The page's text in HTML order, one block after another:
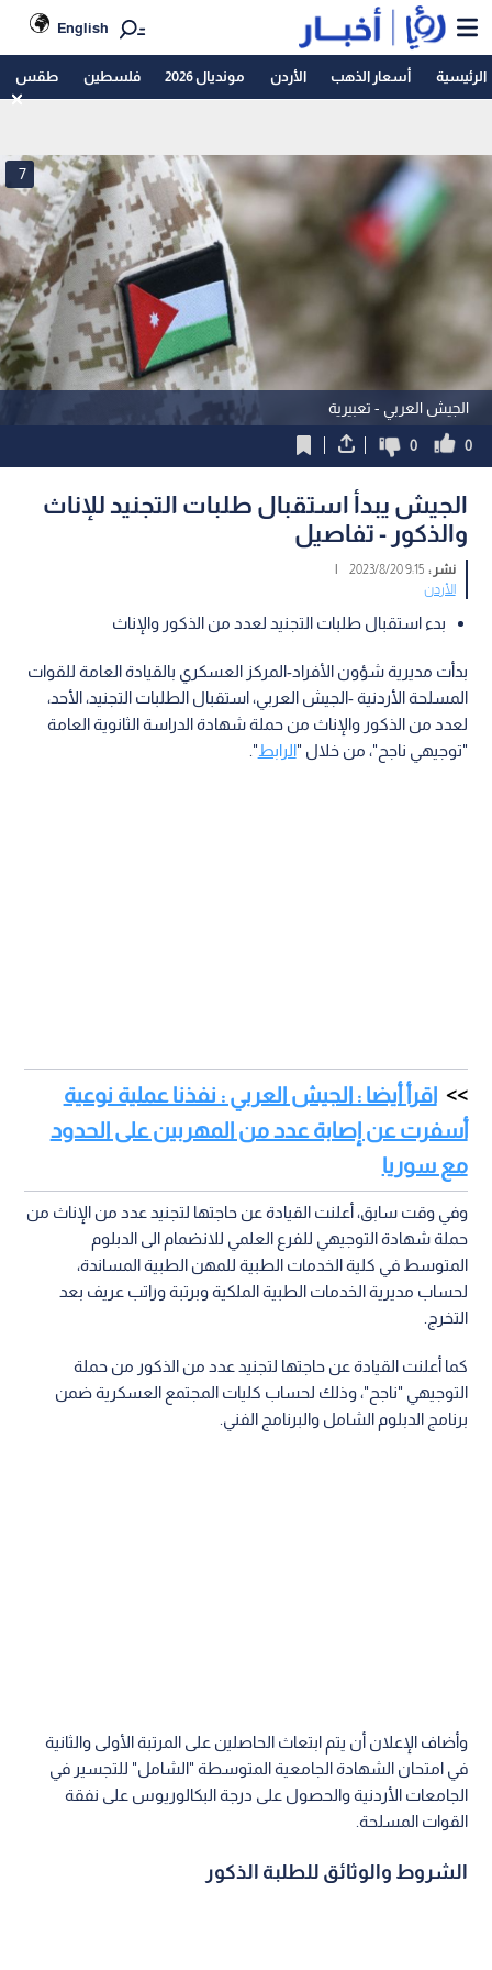
English
الرئيسية أسعار الذهب الأردن مونديال 2026 فلسطين طقس
الجيش العربي - تعبيرية
7
0
0
الجيش يبدأ استقبال طلبات التجنيد للإناث
والذكور - تفاصيل
نشر :9:15 2023/8/20
|
الأردن
بدء استقبال طلبات التجنيد لعدد من الذكور والإناث
بدأت مديرية شؤون الأفراد-المركز العسكري بالقيادة العامة للقوات
المسلحة الأردنية -الجيش العربي، استقبال الطلبات التجنيد، الأحد،
لعدد من الذكور والإناث من حملة شهادة الدراسة الثانوية العامة
"توجيهي ناجح"، من خلال "الرابط ".
اقرأ أيضا : الجيش العربي : نفذنا عملية نوعية
أسفرت عن إصابة عدد من المهربين على الحدود
مع سوريا
وفي وقت سابق، أعلنت القيادة عن حاجتها لتجنيد عدد من الإناث من
حملة شهادة التوجيهي للفرع العلمي للانضمام الى الدبلوم
المتوسط في كلية الخدمات الطبية للمهن الطبية المساندة،
لحساب مديرية الخدمات الطبية الملكية وبرتبة وراتب عريف بعد
التخرج.
كما أعلنت القيادة عن حاجتها لتجنيد عدد من الذكور من حملة
التوجيهي "ناجح"، وذلك لحساب كليات المجتمع العسكرية ضمن
برنامج الدبلوم الشامل والبرنامج الفني.
وأضاف الإعلان أن يتم ابتعاث الحاصلين على المرتبة الأولى والثانية
في امتحان الشهادة الجامعية المتوسطة "الشامل" للتجسير في
الجامعات الأردنية والحصول على درجة البكالوريوس على نفقة
القوات المسلحة.
الشروط والوثائق للطلبة الذكور